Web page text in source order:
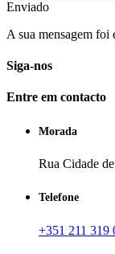
Enviado
A sua mensagem foi
Siga-nos
Entre em contacto
Morada
Rua Cidade
Telefone
+351 211 319